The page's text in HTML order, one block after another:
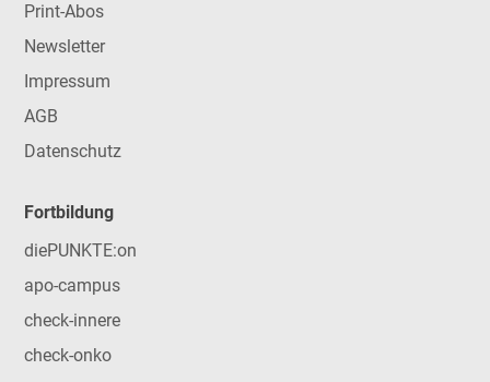
Print-Abos
Newsletter
Impressum
AGB
Datenschutz
Fortbildung
diePUNKTE:on
apo-campus
check-innere
check-onko